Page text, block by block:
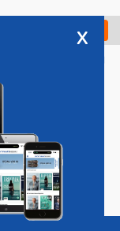
Check in
Vacatures
x